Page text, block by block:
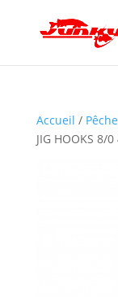
Accueil /
JIG HOOKS 8/